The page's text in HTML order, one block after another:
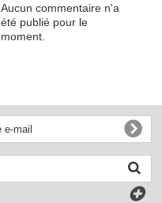
Aucun commentaire n'a
été publié pour le
moment.